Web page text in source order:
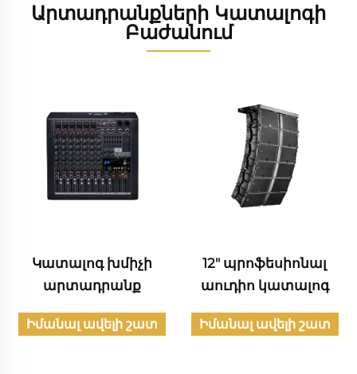
Արտադրանքների Կատալոգի
Բաժանում
Կատալոգ խմիչի
արտադրանք
Իմանալ ավելի շատ
12" պրոֆեսիոնալ
աուդիո կատալոգ
Իմանալ ավելի շատ